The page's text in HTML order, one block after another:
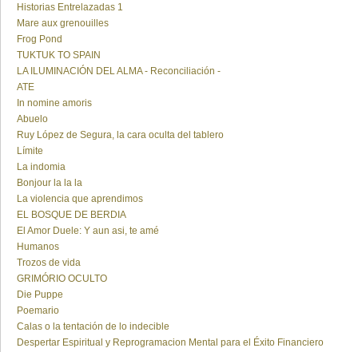
Historias Entrelazadas 1
Mare aux grenouilles
Frog Pond
TUKTUK TO SPAIN
LA ILUMINACIÓN DEL ALMA - Reconciliación -
ATE
In nomine amoris
Abuelo
Ruy López de Segura, la cara oculta del tablero
Límite
La indomia
Bonjour la la la
La violencia que aprendimos
EL BOSQUE DE BERDIA
El Amor Duele: Y aun asi, te amé
Humanos
Trozos de vida
GRIMÓRIO OCULTO
Die Puppe
Poemario
Calas o la tentación de lo indecible
Despertar Espiritual y Reprogramacion Mental para el Éxito Financiero